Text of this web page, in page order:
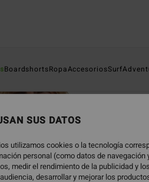
BoardshortsRopaAccesoriosSurf
SUS DATOS
utilizamos cookies o la tecnología
personal (como datos de
medir el rendimiento de la publicidad y
desarrollar y mejorar los